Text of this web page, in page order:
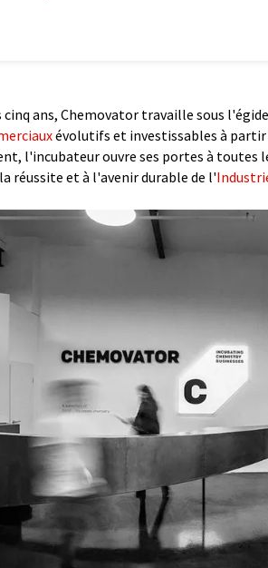
cinq ans, Chemovator travaille sous
évolutifs et investissables à partir
l'incubateur ouvre ses portes à toutes
réussite et à l'avenir durable de l'